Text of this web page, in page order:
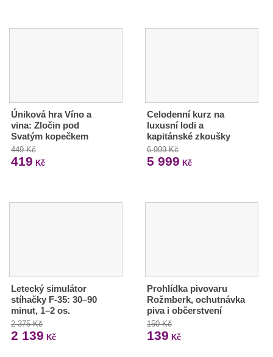
Úniková hra Víno a
vina: Zločin pod
Svatým kopečkem
449 Kč
419 Kč
Celodenní kurz na
luxusní lodi a
kapitánské zkoušky
6 999 Kč
5 999 Kč
Letecký simulátor
stíhačky F-35: 30–90
minut, 1–2 os.
2 375 Kč
2 139 Kč
Prohlídka pivovaru
Rožmberk, ochutnávka
piva i občerstvení
150 Kč
139 Kč